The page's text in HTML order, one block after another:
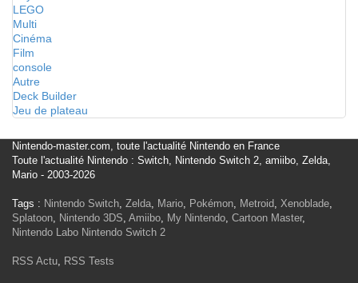
LEGO
Multi
Cinéma
Film
console
Autre
Deck Builder
Jeu de plateau
Nintendo-master.com, toute l'actualité Nintendo en France
Toute l'actualité Nintendo : Switch, Nintendo Switch 2, amiibo, Zelda,
Mario - 2003-2026
Tags : Nintendo Switch, Zelda, Mario, Pokémon, Metroid, Xenoblade,
Splatoon, Nintendo 3DS, Amiibo, My Nintendo, Cartoon Master,
Nintendo Labo Nintendo Switch 2
RSS Actu, RSS Tests